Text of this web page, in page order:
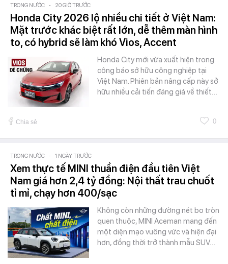
TRONG NƯỚC - 20 GIỜ TRƯỚC
Honda City 2026 lộ nhiều chi tiết ở Việt Nam:
Mặt trước khác biệt rất lớn, dễ thêm màn hình
to, có hybrid sẽ làm khó Vios, Accent
Honda City mới vừa xuất hiện trong
công báo sở hữu công nghiệp tại
Việt Nam. Phiên bản nâng cấp này sở
hữu nhiều cải tiến đáng giá về thiết…
Chia sẻ 0
TRONG NƯỚC - 1 NGÀY TRƯỚC
Xem thực tế MINI thuần điện đầu tiên Việt
Nam giá hơn 2,4 tỷ đồng: Nội thất trau chuốt
tỉ mỉ, chạy hơn 400/sạc
Không còn những đường nét bo tròn
quen thuộc, MINI Aceman mang đến
một diện mạo vuông vức và hiện đại
hơn, đồng thời trở thành mẫu SUV…